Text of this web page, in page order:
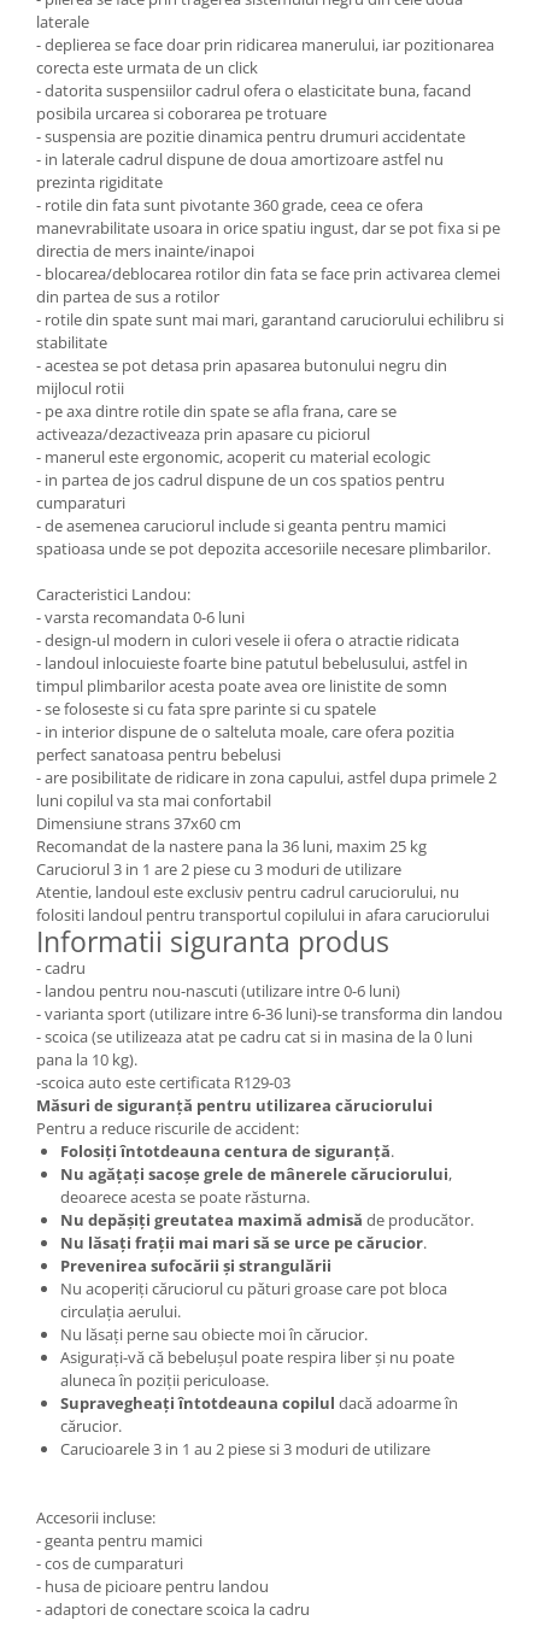
laterale
- deplierea se face doar prin ridicarea manerului, iar pozitionarea
corecta este urmata de un click
- datorita suspensiilor cadrul ofera o elasticitate buna, facand
posibila urcarea si coborarea pe trotuare
- suspensia are pozitie dinamica pentru drumuri accidentate
- in laterale cadrul dispune de doua amortizoare astfel nu
prezinta rigiditate
- rotile din fata sunt pivotante 360 grade, ceea ce ofera
manevrabilitate usoara in orice spatiu ingust, dar se pot fixa si pe
directia de mers inainte/inapoi
- blocarea/deblocarea rotilor din fata se face prin activarea clemei
din partea de sus a rotilor
- rotile din spate sunt mai mari, garantand caruciorului echilibru si
stabilitate
- acestea se pot detasa prin apasarea butonului negru din
mijlocul rotii
- pe axa dintre rotile din spate se afla frana, care se
activeaza/dezactiveaza prin apasare cu piciorul
- manerul este ergonomic, acoperit cu material ecologic
- in partea de jos cadrul dispune de un cos spatios pentru
cumparaturi
- de asemenea caruciorul include si geanta pentru mamici
spatioasa unde se pot depozita accesoriile necesare plimbarilor.
Caracteristici Landou:
- varsta recomandata 0-6 luni
- design-ul modern in culori vesele ii ofera o atractie ridicata
- landoul inlocuieste foarte bine patutul bebelusului, astfel in
timpul plimbarilor acesta poate avea ore linistite de somn
- se foloseste si cu fata spre parinte si cu spatele
- in interior dispune de o salteluta moale, care ofera pozitia
perfect sanatoasa pentru bebelusi
- are posibilitate de ridicare in zona capului, astfel dupa primele 2
luni copilul va sta mai confortabil
Dimensiune strans 37x60 cm
Recomandat de la nastere pana la 36 luni, maxim 25 kg
Caruciorul 3 in 1 are 2 piese cu 3 moduri de utilizare
Atentie, landoul este exclusiv pentru cadrul caruciorului, nu
folositi landoul pentru transportul copilului in afara caruciorului
Informatii siguranta produs
- cadru
- landou pentru nou-nascuti (utilizare intre 0-6 luni)
- varianta sport (utilizare intre 6-36 luni)-se transforma din landou
- scoica (se utilizeaza atat pe cadru cat si in masina de la 0 luni
pana la 10 kg).
-scoica auto este certificata R129-03
Măsuri de siguranță pentru utilizarea căruciorului
Pentru a reduce riscurile de accident:
Folosiți întotdeauna centura de siguranță.
Nu agățați sacoșe grele de mânerele căruciorului,
deoarece acesta se poate răsturna.
Nu depășiți greutatea maximă admisă de producător.
Nu lăsați frații mai mari să se urce pe cărucior.
Prevenirea sufocării și strangulării
Nu acoperiți căruciorul cu pături groase care pot bloca
circulația aerului.
Nu lăsați perne sau obiecte moi în cărucior.
Asigurați-vă că bebelușul poate respira liber și nu poate
aluneca în poziții periculoase.
Supravegheați întotdeauna copilul dacă adoarme în
cărucior.
Carucioarele 3 in 1 au 2 piese si 3 moduri de utilizare
Accesorii incluse:
- geanta pentru mamici
- cos de cumparaturi
- husa de picioare pentru landou
- adaptori de conectare scoica la cadru